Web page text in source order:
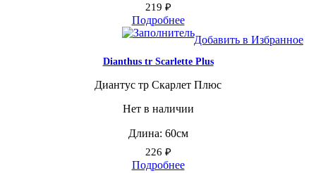
219 ₽
Подробнее
Добавить в Избранное
Dianthus tr Scarlette Plus
Диантус тр Скарлет Плюс
Нет в наличии
Длина: 60см
226 ₽
Подробнее